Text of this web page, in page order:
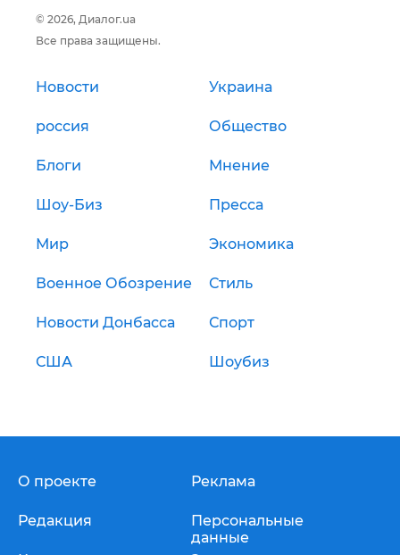
© 2026, Диалог.ua
Все права защищены.
Новости Украина
россия Общество
Блоги Мнение
Шоу-Биз Пресса
Мир Экономика
Военное Обозрение Стиль
Новости Донбасса Спорт
США Шоубиз
О проекте
Редакция
Реклама
Персональные
данные